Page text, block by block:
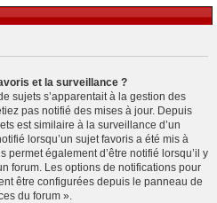
et la surveillance ?
sujets s’apparentait à la gestion des
pas notifié des mises à jour. Depuis
est similaire à la surveillance d’un
lorsqu’un sujet favoris a été mis à
également d’être notifié lorsqu’il y
forum. Les options de notifications pour
être configurées depuis le panneau de
du forum ».